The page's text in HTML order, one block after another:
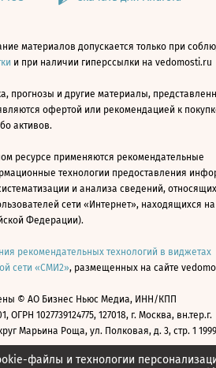
файлы и технологии
материалов допускается только при
и при наличии гиперссылки на vedomosti.ru
прогнозы и другие материалы,
офертой или рекомендацией к
активов.
ресурсе применяются рекомендательные
технологии предоставления
и анализа сведений,
сети «Интернет», находящихся на
Федерации).
рекомендательных технологий в виджетах
сети «СМИ2», размещенных на сайте
© АО Бизнес Ньюс Медиа, ИНН/КПП
ОГРН 1027739124775, 127018, г. Москва, вн.тер.г.
Марьина Роща, ул. Полковая, д. 3, стр. 1